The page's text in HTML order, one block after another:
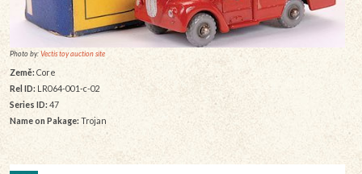
Photo by:Vectis toy auction site
Země:Core
Rel ID: LR064-001-c-02
Series ID:47
Name on Pakage: Trojan